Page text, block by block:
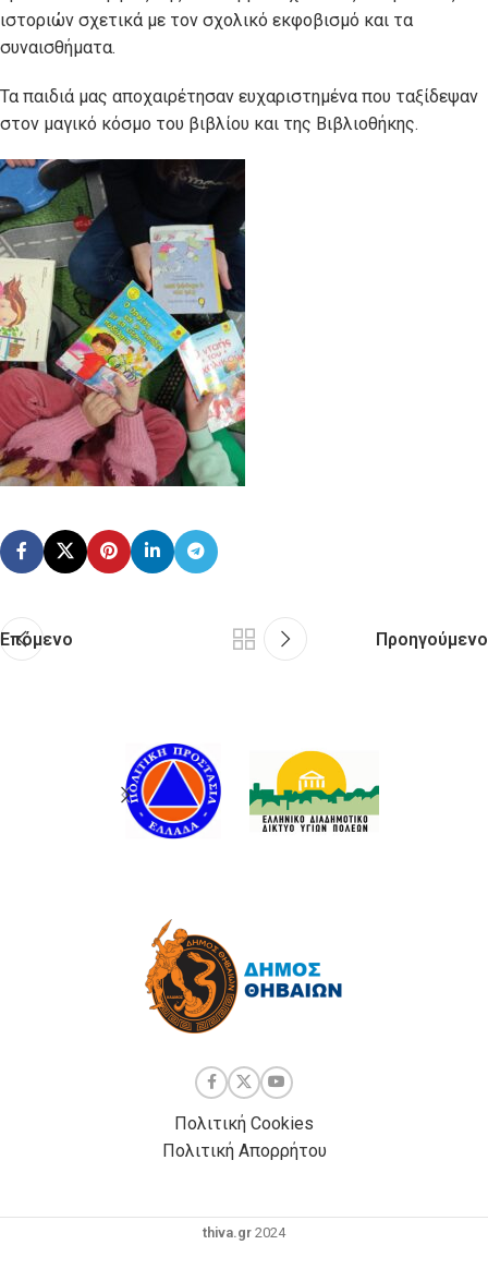
ιστοριών σχετικά με τον σχολικό εκφοβισμό και τα
συναισθήματα.
Τα παιδιά μας αποχαιρέτησαν ευχαριστημένα που ταξίδεψαν
στον μαγικό κόσμο του βιβλίου και της Βιβλιοθήκης.
Επόμενο Προηγούμενο
Πολιτική Cookies
Πολιτική Απορρήτου
thiva.gr 2024